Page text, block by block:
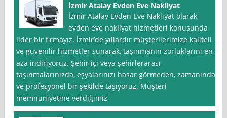
İzmir Atalay Evden Eve Nakliyat
İzmir Atalay Evden Eve Nakliyat olarak,
evden eve nakliyat hizmetleri konusunda
lider bir firmayız. İzmir’de yıllardır müşterilerimize kaliteli
ve güvenilir hizmetler sunarak, taşınmanın zorluklarını en
aza indiriyoruz. Şehir içi veya şehirlerarası
taşınmalarınızda, eşyalarınızı hasar görmeden, zamanında
ve profesyonel bir şekilde taşıyoruz. Müşteri
memnuniyetine verdiğimiz